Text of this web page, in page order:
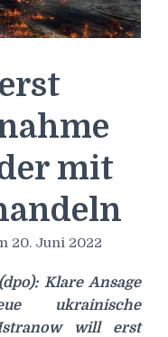
mit
20. Juni 2022
Klare Ansage
ukrainische
will erst